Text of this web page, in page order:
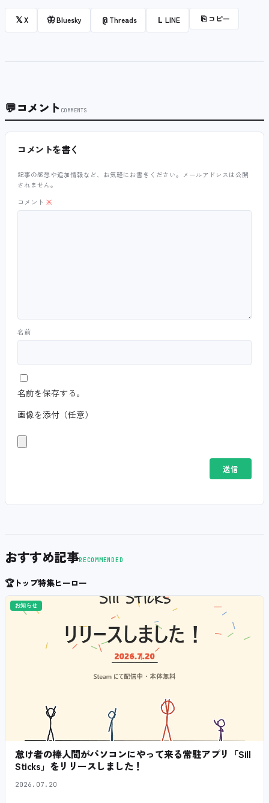
𝕏X 🦋Bluesky @ Threads L LINE ⎘ コピー
💬コメント COMMENTS
コメントを書く
記事の感想や追加情報など、お気軽にお書きください。メールアドレスは公開
されません。
コメント ※
名前
名前を保存する。
画像を添付（任意）
おすすめ記事RECOMMENDED
🏆トップ特集ヒーロー
お知らせ
怠け者の棒人間がパソコンにやって来る常駐アプリ「Sill
Sticks」をリリースしました！
2026.07.20